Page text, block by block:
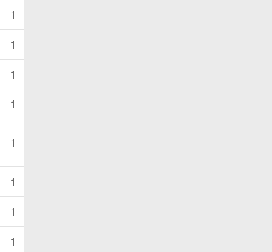
1
1
1
1
1
1
1
1